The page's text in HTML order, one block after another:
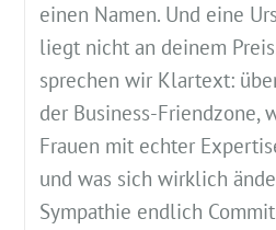
einen Namen. Und eine
liegt nicht an deinem
sprechen wir Klartext:
der Business-Friendzone,
Frauen mit echter
und was sich wirklich
Sympathie endlich